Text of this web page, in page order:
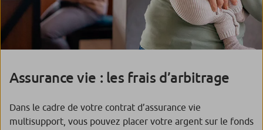
Assurance vie : les frais d’arbitrage
Dans le cadre de votre contrat d’assurance vie
multisupport, vous pouvez placer votre argent sur le fonds